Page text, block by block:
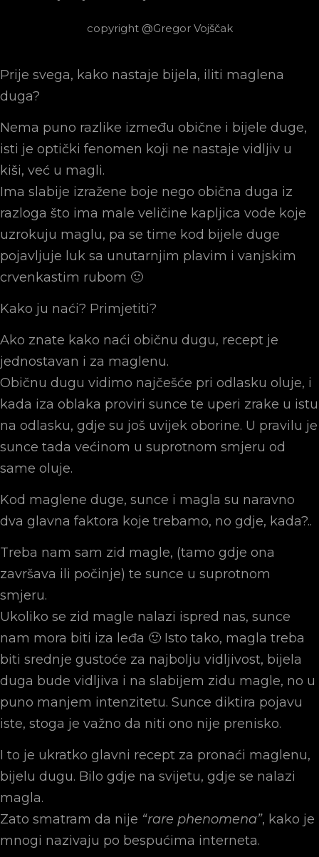
copyright @Gregor Vojščak
Prije svega, kako nastaje bijela, iliti maglena
duga?
Nema puno razlike između obične i bijele duge,
isti je optički fenomen koji ne nastaje vidljiv u
kiši, već u magli.
Ima slabije izražene boje nego obična duga iz
razloga što ima male veličine kapljica vode koje
uzrokuju maglu, pa se time kod bijele duge
pojavljuje luk sa unutarnjim plavim i vanjskim
crvenkastim rubom 🙂
Kako ju naći? Primjetiti?
Ako znate kako naći običnu dugu, recept je
jednostavan i za maglenu.
Običnu dugu vidimo najčešće pri odlasku oluje, i
kada iza oblaka proviri sunce te uperi zrake u istu
na odlasku, gdje su još uvijek oborine. U pravilu je
sunce tada većinom u suprotnom smjeru od
same oluje.
Kod maglene duge, sunce i magla su naravno
dva glavna faktora koje trebamo, no gdje, kada?..
Treba nam sam zid magle, (tamo gdje ona
završava ili počinje) te sunce u suprotnom
smjeru.
Ukoliko se zid magle nalazi ispred nas, sunce
nam mora biti iza leđa 🙂 Isto tako, magla treba
biti srednje gustoće za najbolju vidljivost, bijela
duga bude vidljiva i na slabijem zidu magle, no u
puno manjem intenzitetu. Sunce diktira pojavu
iste, stoga je važno da niti ono nije prenisko.
I to je ukratko glavni recept za pronaći maglenu,
bijelu dugu. Bilo gdje na svijetu, gdje se nalazi
magla.
Zato smatram da nije “rare phenomena”, kako je
mnogi nazivaju po bespućima interneta.